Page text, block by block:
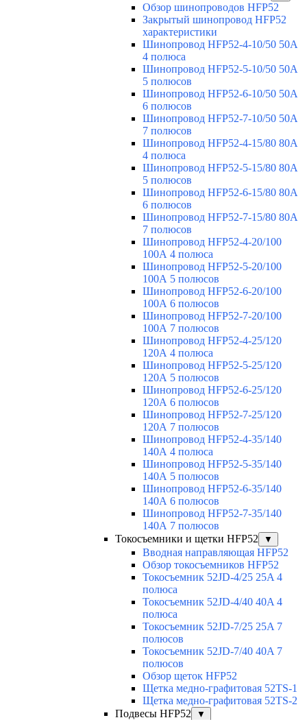
Обзор шинопроводов HFP52
Закрытый шинопровод HFP52
характеристики
Шинопровод HFP52-4-10/50 50A
4 полюса
Шинопровод HFP52-5-10/50 50А
5 полюсов
Шинопровод HFP52-6-10/50 50А
6 полюсов
Шинопровод HFP52-7-10/50 50А
7 полюсов
Шинопровод HFP52-4-15/80 80A
4 полюса
Шинопровод HFP52-5-15/80 80А
5 полюсов
Шинопровод HFP52-6-15/80 80А
6 полюсов
Шинопровод HFP52-7-15/80 80А
7 полюсов
Шинопровод HFP52-4-20/100
100А 4 полюса
Шинопровод HFP52-5-20/100
100А 5 полюсов
Шинопровод HFP52-6-20/100
100А 6 полюсов
Шинопровод HFP52-7-20/100
100А 7 полюсов
Шинопровод HFP52-4-25/120
120А 4 полюса
Шинопровод HFP52-5-25/120
120А 5 полюсов
Шинопровод HFP52-6-25/120
120А 6 полюсов
Шинопровод HFP52-7-25/120
120А 7 полюсов
Шинопровод HFP52-4-35/140
140А 4 полюса
Шинопровод HFP52-5-35/140
140А 5 полюсов
Шинопровод HFP52-6-35/140
140А 6 полюсов
Шинопровод HFP52-7-35/140
140А 7 полюсов
Токосъемники и щетки HFP52
▼
Вводная направляющая HFP52
Обзор токосъемников HFP52
Токосъемник 52JD-4/25 25A 4
полюса
Токосъемник 52JD-4/40 40A 4
полюса
Токосъемник 52JD-7/25 25A 7
полюсов
Токосъемник 52JD-7/40 40A 7
полюсов
Обзор щеток HFP52
Щетка медно-графитовая 52TS-1
Щетка медно-графитовая 52TS-2
Подвесы HFP52
▼